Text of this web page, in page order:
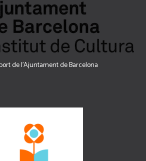
de l’Ajuntament de Barcelona